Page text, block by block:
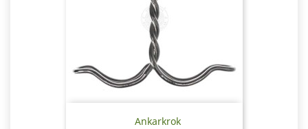
Ankarkrok